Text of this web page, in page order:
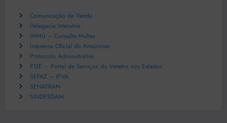
Comunicação de Venda
Delegacia Interativa
IMMU – Consulta Multas
Imprensa Oficial do Amazonas
Protocolo Administrativo
PSIE – Portal de Serviços do Inmetro nos Estados
SEFAZ – IPVA
SENATRAN
SINDESDAM